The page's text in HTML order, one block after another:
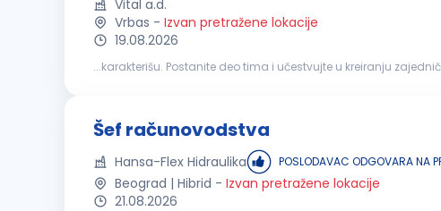
Vital a.d.
Vrbas - Izvan pretražene lokacije
19.08.2026
...karakterišu. Postanite deo tima i učestvujte u kreiranju zajedničke i uspešnije profesionalne
Šef računovodstva
Hansa-Flex Hidraulika POSLODAVAC ODGOVARA NA
Beograd | Hibrid - Izvan pretražene lokacije
21.08.2026